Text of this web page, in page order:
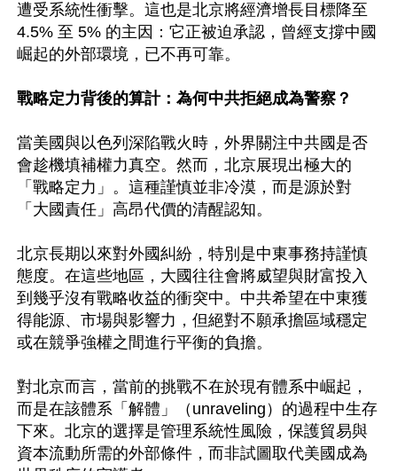
遭受系統性衝擊。這也是北京將經濟增長目標降至
4.5% 至 5% 的主因：它正被迫承認，曾經支撐中國
崛起的外部環境，已不再可靠。
戰略定力背後的算計：為何中共拒絕成為警察？
當美國與以色列深陷戰火時，外界關注中共國是否
會趁機填補權力真空。然而，北京展現出極大的
「戰略定力」。這種謹慎並非冷漠，而是源於對
「大國責任」高昂代價的清醒認知。
北京長期以來對外國糾紛，特別是中東事務持謹慎
態度。在這些地區，大國往往會將威望與財富投入
到幾乎沒有戰略收益的衝突中。中共希望在中東獲
得能源、市場與影響力，但絕對不願承擔區域穩定
或在競爭強權之間進行平衡的負擔。
對北京而言，當前的挑戰不在於現有體系中崛起，
而是在該體系「解體」（unraveling）的過程中生存
下來。北京的選擇是管理系統性風險，保護貿易與
資本流動所需的外部條件，而非試圖取代美國成為